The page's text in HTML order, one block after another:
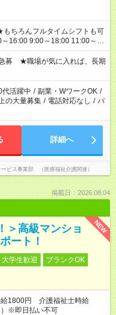
16:00 9:00～18:00 11:00～
せん ※法令に基づき、週20時
象となります ※労働者派遣法
、短時間・短期間の就業はご
募 ★職場が気に入れば、長期
代活躍中 / 副業・WワークOK /
の大量募集 / 電話対応なし / パ
詳細へ
ビス事業部 （医療福祉介護関連）
掲載日：2026.08.04
NEW
＞高級マンショ
ート！
大学生歓迎
ブランクOK
1800円 介護福祉士時給
※即日払い不可